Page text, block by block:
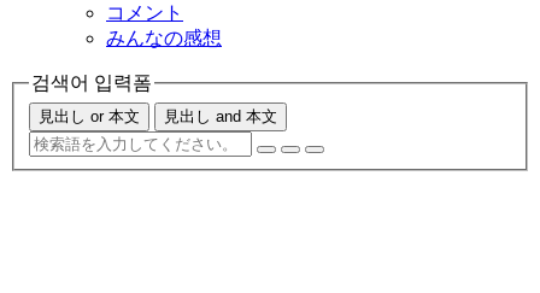
コメント
みんなの感想
검색어 입력폼
見出し or 本文 見出し and 本文